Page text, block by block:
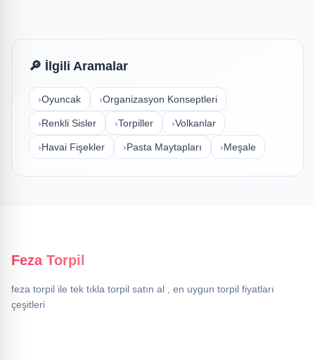
🔎 İlgili Aramalar
›Oyuncak ›Organizasyon Konseptleri
›Renkli Sisler ›Torpiller ›Volkanlar
›Havai Fişekler ›Pasta Maytapları ›Meşale
Feza Torpil
feza torpil ile tek tıkla torpil satın al , en uygun torpil fiyatları
çeşitleri